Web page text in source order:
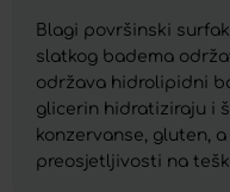
Blagi površinski
slatkog badema
održava hidrolipidni
glicerin hidratiziraju i
konzervanse, gluten,
preosjetljivosti na